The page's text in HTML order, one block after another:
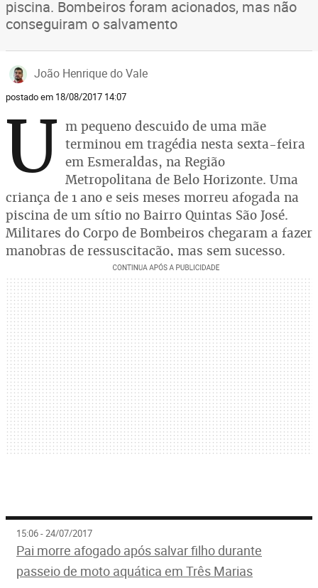
piscina. Bombeiros foram acionados, mas não
conseguiram o salvamento
João Henrique do Vale
postado em 18/08/2017 14:07
U m pequeno descuido de uma mãe
terminou em tragédia nesta sexta-feira
em Esmeraldas, na Região
Metropolitana de Belo Horizonte. Uma
criança de 1 ano e seis meses morreu afogada na
piscina de um sítio no Bairro Quintas São José.
Militares do Corpo de Bombeiros chegaram a fazer
manobras de ressuscitação, mas sem sucesso.
15:06 - 24/07/2017
Pai morre afogado após salvar filho durante
passeio de moto aquática em Três Marias